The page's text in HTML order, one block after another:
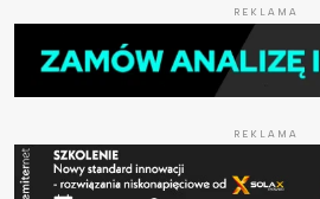
REKLAMA
REKLAMA